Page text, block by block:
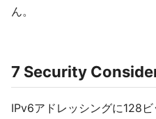
ん。
7 Security
IPv6アドレッシングに128